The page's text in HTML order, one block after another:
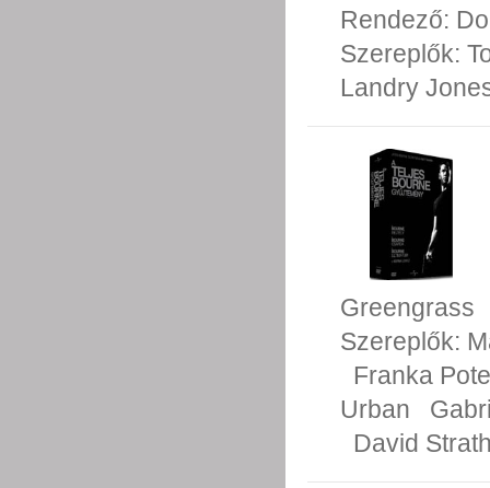
Rendező:
Szereplők:
Landry
Greengrass
Szereplők:
Franka
Urban
David